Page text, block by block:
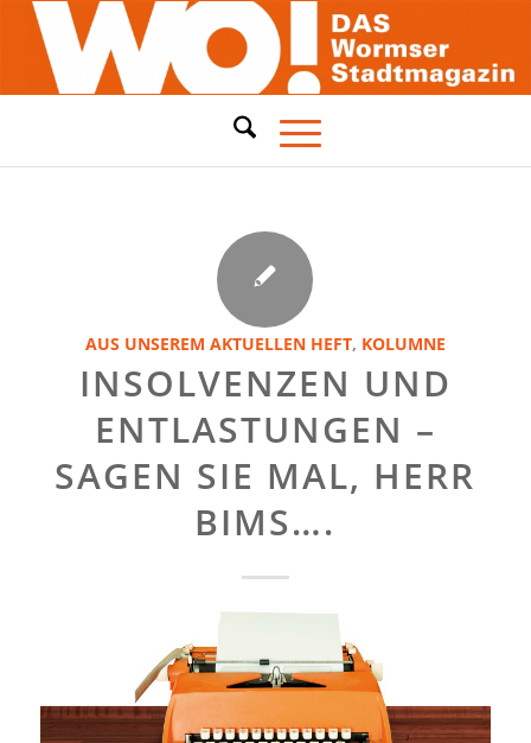
AUS UNSEREM AKTUELLEN HEFT, KOLUMNE
INSOLVENZEN UND
ENTLASTUNGEN –
SAGEN SIE MAL, HERR
BIMS….